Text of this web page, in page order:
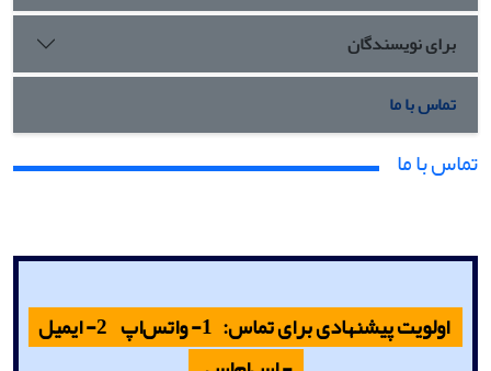
برای نویسندگان
تماس با ما
تماس با ما
اولویت پیشنهادی برای تماس: 1- واتس‌اپ 2- ایمیل